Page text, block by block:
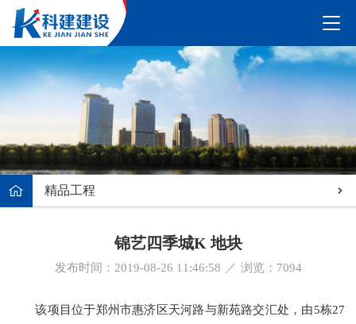
精品工程
锦艺四季城K 地块
发布时间：2019-08-26 11:46:58 ／ 浏览： 7094
该项目位于郑州市惠济区天河路与新苑路交汇处，由5栋27